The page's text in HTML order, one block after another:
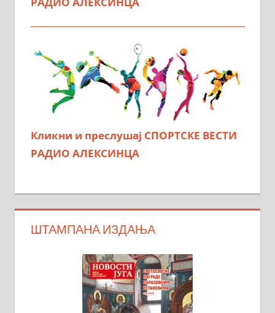
Кликни и преслушај СПОРТСКЕ ВЕСТИ
РАДИО АЛЕКСИНЦА
ШТАМПАНА ИЗДАЊА